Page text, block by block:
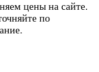
цены на сайте.
по